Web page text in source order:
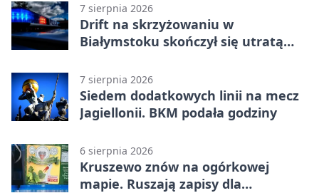
7 sierpnia 2026
Drift na skrzyżowaniu w
Białymstoku skończył się utratą
7 sierpnia 2026
Siedem dodatkowych linii na mecz
Jagiellonii. BKM podała godziny
6 sierpnia 2026
Kruszewo znów na ogórkowej
mapie. Ruszają zapisy dla